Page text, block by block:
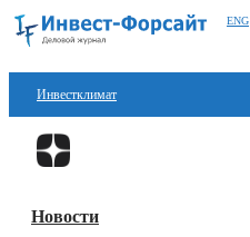
ENG
Инвестклимат
Финансы
Блокчейн
Новости